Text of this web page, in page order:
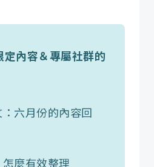
定內容＆專屬社群的
六月份的內容回
麼有效整理